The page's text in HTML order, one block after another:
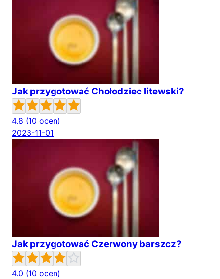
Jak przygotować Chołodziec litewski?
4.8 (10 ocen)
2023-11-01
Jak przygotować Czerwony barszcz?
4.0 (10 ocen)